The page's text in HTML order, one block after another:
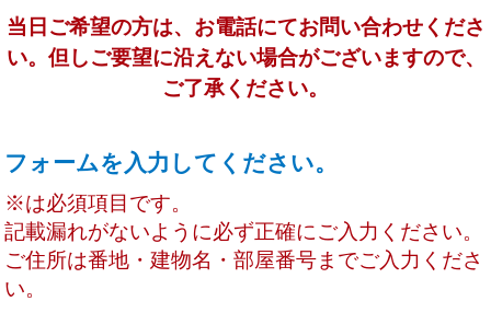
当日ご希望の方は、お電話にてお問い合わせくださ
い。但しご要望に沿えない場合がございますので、
ご了承ください。
フォームを入力してください。
※は必須項目です。
記載漏れがないように必ず正確にご入力ください。
ご住所は番地・建物名・部屋番号までご入力くださ
い。